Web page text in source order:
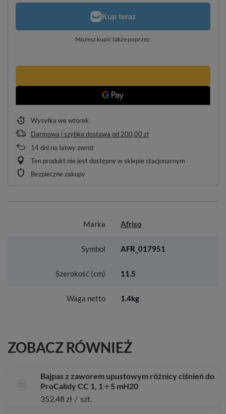
Możesz kupić także poprzez:
Wysyłka we wtorek
Darmowa i szybka dostawa od200,00 zł
14dni na łatwy zwrot
Ten produkt nie jest dostępny w sklepie stacjonarnym
Bezpieczne zakupy
Marka Afriso
Symbol AFR_017951
Szerokość (cm) 11.5
Waga netto 1.4kg
ZOBACZ RÓWNIEŻ
Bajpas z zaworem upustowym różnicy ciśnień do
ProCalidy CC 1, 1 ÷ 5 mH20
352,48 zł / szt.